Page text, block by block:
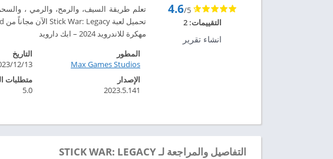
مهكرة للاندرويد 2024 – ابك دارويد
4.6/5
التقييمات:2
انشاء تقرير
المطور
Max Games Studios‏
التاريخ
12/13
الإصدار
2023.5.141
متطلبات
5.0
التفاصيل والمراجعة لـ STICK WAR: LEGACY